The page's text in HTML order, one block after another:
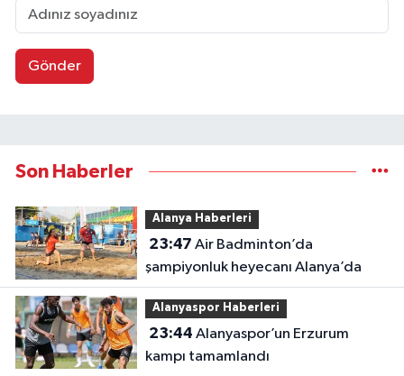
Gönder
Son Haberler
Alanya Haberleri
23:47
şampiyonluk heyecanı Alanya’da
Alanyaspor Haberleri
23:44
kampı tamamlandı